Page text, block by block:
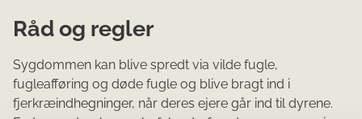
Råd og regler
Sygdommen kan blive spredt via vilde fugle,
fugleafføring og døde fugle og blive bragt ind i
fjerkræindhegninger, når deres ejere går ind til dyrene.